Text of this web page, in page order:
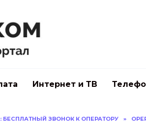
Интернет и ТВ
ЗВОНОК К ОПЕРАТОРУ »